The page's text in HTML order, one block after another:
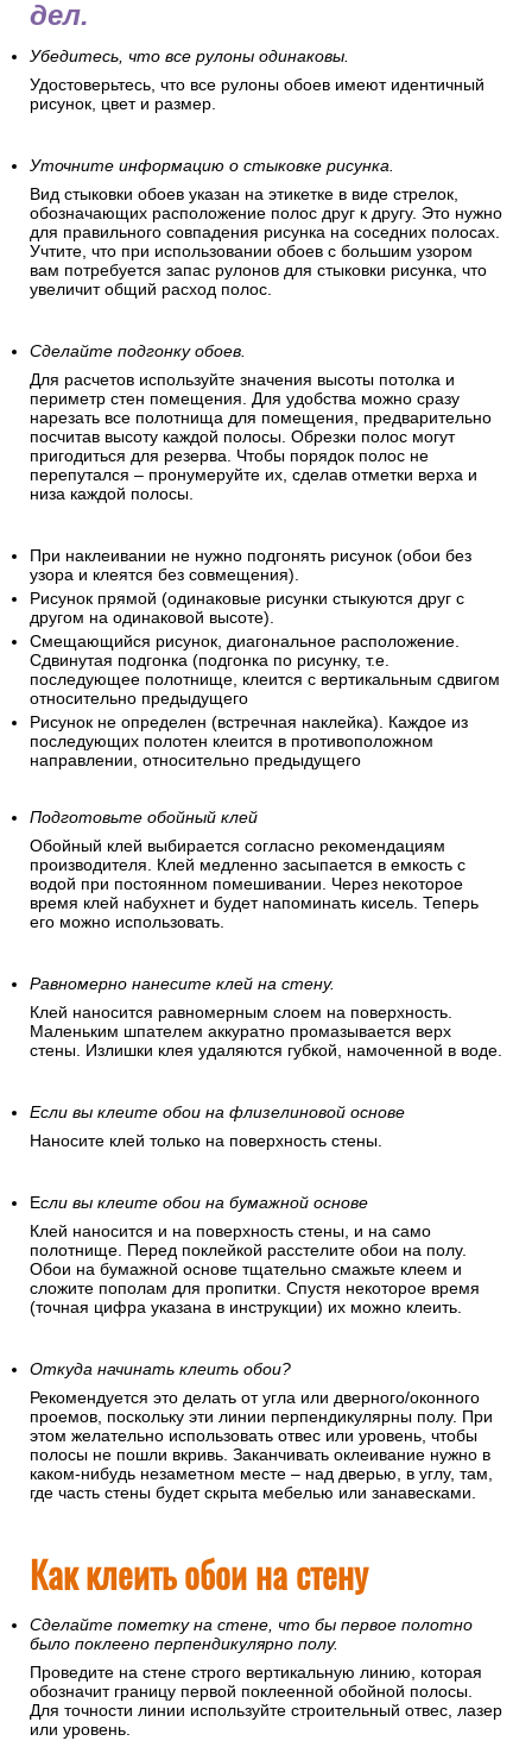
дел.
Убедитесь, что все рулоны одинаковы.
Удостоверьтесь, что все рулоны обоев имеют идентичный
рисунок, цвет и размер.
Уточните информацию о стыковке рисунка.
Вид стыковки обоев указан на этикетке в виде стрелок,
обозначающих расположение полос друг к другу. Это нужно
для правильного совпадения рисунка на соседних полосах.
Учтите, что при использовании обоев с большим узором
вам потребуется запас рулонов для стыковки рисунка, что
увеличит общий расход полос.
Сделайте подгонку обоев.
Для расчетов используйте значения высоты потолка и
периметр стен помещения. Для удобства можно сразу
нарезать все полотнища для помещения, предварительно
посчитав высоту каждой полосы. Обрезки полос могут
пригодиться для резерва. Чтобы порядок полос не
перепутался – пронумеруйте их, сделав отметки верха и
низа каждой полосы.
При наклеивании не нужно подгонять рисунок (обои без
узора и клеятся без совмещения).
Рисунок прямой (одинаковые рисунки стыкуются друг с
другом на одинаковой высоте).
Смещающийся рисунок, диагональное расположение.
Сдвинутая подгонка (подгонка по рисунку, т.е.
последующее полотнище, клеится с вертикальным сдвигом
относительно предыдущего
Рисунок не определен (встречная наклейка). Каждое из
последующих полотен клеится в противоположном
направлении, относительно предыдущего
Подготовьте обойный клей
Обойный клей выбирается согласно рекомендациям
производителя. Клей медленно засыпается в емкость с
водой при постоянном помешивании. Через некоторое
время клей набухнет и будет напоминать кисель. Теперь
его можно использовать.
Равномерно нанесите клей на стену.
Клей наносится равномерным слоем на поверхность.
Маленьким шпателем аккуратно промазывается верх
стены. Излишки клея удаляются губкой, намоченной в воде.
Если вы клеите обои на флизелиновой основе
Наносите клей только на поверхность стены.
Если вы клеите обои на бумажной основе
Клей наносится и на поверхность стены, и на само
полотнище. Перед поклейкой расстелите обои на полу.
Обои на бумажной основе тщательно смажьте клеем и
сложите пополам для пропитки. Спустя некоторое время
(точная цифра указана в инструкции) их можно клеить.
Откуда начинать клеить обои?
Рекомендуется это делать от угла или дверного/оконного
проемов, поскольку эти линии перпендикулярны полу. При
этом желательно использовать отвес или уровень, чтобы
полосы не пошли вкривь. Заканчивать оклеивание нужно в
каком-нибудь незаметном месте – над дверью, в углу, там,
где часть стены будет скрыта мебелью или занавесками.
Как клеить обои на стену
Сделайте пометку на стене, что бы первое полотно
было поклеено перпендикулярно полу.
Проведите на стене строго вертикальную линию, которая
обозначит границу первой поклеенной обойной полосы.
Для точности линии используйте строительный отвес, лазер
или уровень.